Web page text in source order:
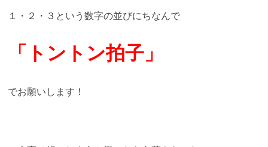
１・２・３という数字の並びにちなんで
「トントン拍子」
でお願いします！